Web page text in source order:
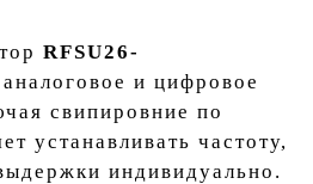
RFSU26-
и цифровое
свипировние по
устанавливать частоту,
индивидуально.